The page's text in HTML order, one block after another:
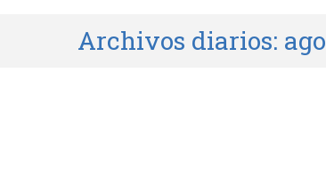
Archivos diarios: